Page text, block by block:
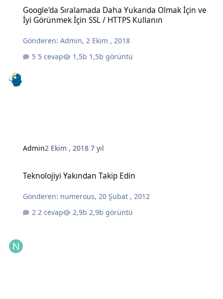
Google'da Sıralamada Daha Yukarıda Olmak İçin ve
İyi Görünmek İçin SSL / HTTPS Kullanın
Gönderen:Admin,2 Ekim , 2018
5 cevap
1,5b görüntü
Admin2 Ekim , 20187 yıl
Teknolojiyi Yakından Takip Edin
Gönderen: numerous,20 Şubat , 2012
2 cevap
2,9b görüntü